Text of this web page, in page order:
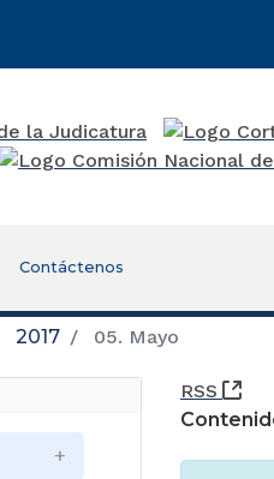
Contáctenos
2017 05. Mayo
RSS